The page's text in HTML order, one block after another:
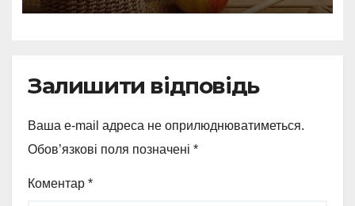
Залишити відповідь
Ваша e-mail адреса не оприлюднюватиметься.
Обов’язкові поля позначені *
Коментар *